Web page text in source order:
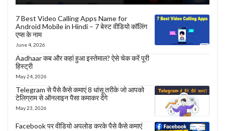
7 Best Video Calling Apps Name for
Android Mobile in Hindi – 7 बेस्ट वीडियो कॉलिंग
एप्स के नाम
June 4, 2026
Aadhaar कब और कहां हुआ इस्तेमाल? ऐसे चेक करें पूरी
हिस्ट्री
May 24, 2026
Telegram से पैसे कैसे कमाएं 8 धांसू तरीके जो आपको
टेलिग्राम से ऑनलाइन पैसा कमाकर देंगे
May 23, 2026
Facebook पर वीडियो अपलोड करके पैसे कैसे कमाएं